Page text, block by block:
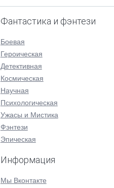
Фантастика и фэнтези
Боевая
Героическая
Детективная
Космическая
Научная
Психологическая
Ужасы и Мистика
Фэнтези
Эпическая
Информация
Мы Вконтакте